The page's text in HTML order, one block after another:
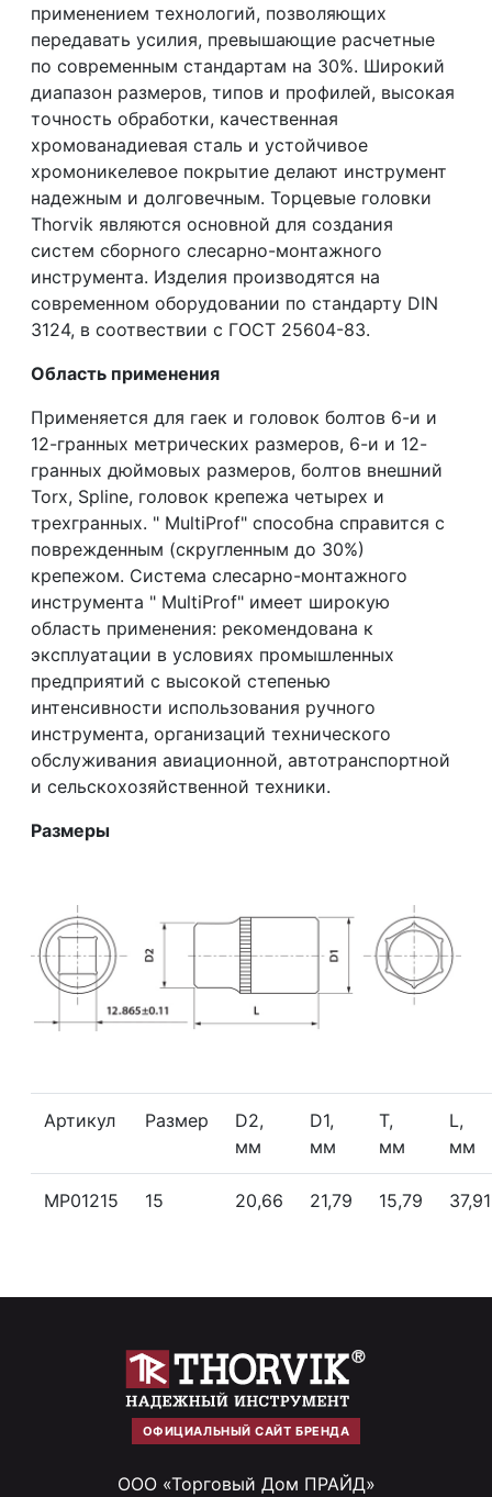
применением технологий, позволяющих
передавать усилия, превышающие расчетные
по современным стандартам на 30%. Широкий
диапазон размеров, типов и профилей, высокая
точность обработки, качественная
хромованадиевая сталь и устойчивое
хромоникелевое покрытие делают инструмент
надежным и долговечным. Торцевые головки
Thorvik являются основной для создания
систем сборного слесарно-монтажного
инструмента. Изделия производятся на
современном оборудовании по стандарту DIN
3124, в соотвествии с ГОСТ 25604-83.
Область применения
Применяется для гаек и головок болтов 6-и и
12-гранных метрических размеров, 6-и и 12-
гранных дюймовых размеров, болтов внешний
Torx, Spline, головок крепежа четырех и
трехгранных. " MultiProf" способна справится с
поврежденным (скругленным до 30%)
крепежом. Система слесарно-монтажного
инструмента " MultiProf" имеет широкую
область применения: рекомендована к
эксплуатации в условиях промышленных
предприятий с высокой степенью
интенсивности использования ручного
инструмента, организаций технического
обслуживания авиационной, автотранспортной
и сельскохозяйственной техники.
Размеры
Артикул Размер
D2,
мм
D1,
мм
T,
мм
L,
мм
MP01215 15 20,66 21,79 15,79 37,91
ОФИЦИАЛЬНЫЙ САЙТ БРЕНДА
ООО «Торговый Дом ПРАЙД»